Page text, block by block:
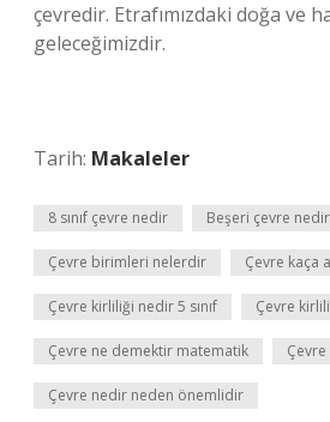
çevredir. Etrafımızdaki doğa ve
geleceğimizdir.
Tarih: Makaleler
8 sınıf çevre nedir Beşeri çevre nedir
Çevre birimleri nelerdir Çevre kaça
Çevre kirliliği nedir 5 sınıf Çevre
Çevre ne demektir matematik
Çevre nedir neden önemlidir